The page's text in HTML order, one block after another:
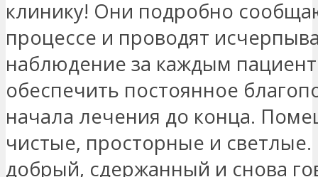
клинику! Они подробно
процессе и проводят
наблюдение за каждым
обеспечить постоянное
начала лечения до конца.
чистые, просторные и светлые.
добрый, сдержанный и снова